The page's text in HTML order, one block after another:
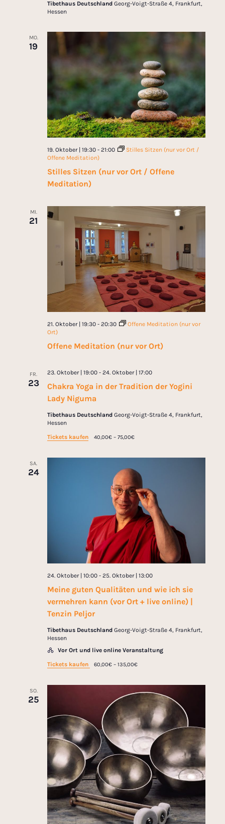
Tibethaus Deutschland Georg-Voigt-Straße 4, Frankfurt,
Hessen
MO.
19
Stilles Sitzen (nur vor Ort / Offene
Meditation)
19. Oktober | 19:30- 21:00
Stilles Sitzen (nur vor Ort /
Offene Meditation)
MI.
21
Offene Meditation (nur vor Ort)
21. Oktober | 19:30- 20:30
Offene Meditation (nur vor
Ort)
FR.
23
Chakra Yoga in der Tradition der Yogini
Lady Niguma
23. Oktober | 19:00- 24. Oktober | 17:00
Tibethaus Deutschland Georg-Voigt-Straße 4, Frankfurt,
Hessen
Tickets kaufen
40,00€ – 75,00€
SA.
24
Meine guten Qualitäten und wie ich sie
vermehren kann (vor Ort + live online) |
Tenzin Peljor
24. Oktober | 10:00- 25. Oktober | 13:00
Tibethaus Deutschland Georg-Voigt-Straße 4, Frankfurt,
Hessen
Vor Ort und live online Veranstaltung
Tickets kaufen
60,00€ – 135,00€
SO.
25